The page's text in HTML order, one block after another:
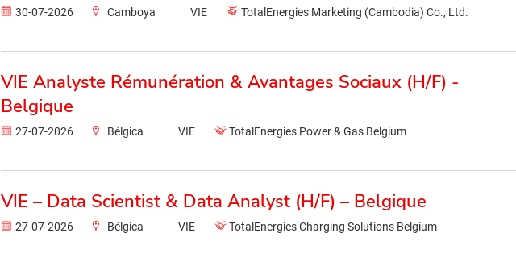
30-07-2026 Camboya VIE TotalEnergies Marketing (Cambodia) Co., Ltd.
VIE Analyste Rémunération & Avantages Sociaux (H/F) -
Belgique
27-07-2026 Bélgica VIE TotalEnergies Power & Gas Belgium
VIE – Data Scientist & Data Analyst (H/F) – Belgique
27-07-2026 Bélgica VIE TotalEnergies Charging Solutions Belgium